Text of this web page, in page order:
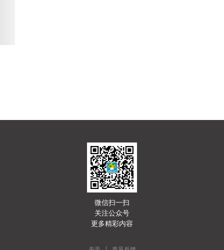
微信扫一扫
关注公众号
更多精彩内容